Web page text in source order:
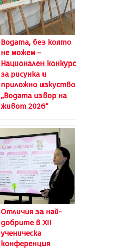
Водата, без която
не можем –
Национален конкурс
за рисунка и
приложно изкуство
„Водата извор на
живот 2026“
Отличия за най-
добрите в XII
ученическа
конференция